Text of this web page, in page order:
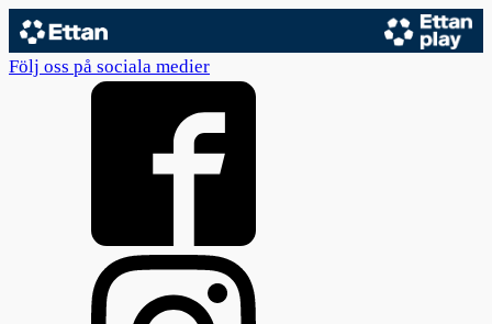
Följ oss på sociala medier